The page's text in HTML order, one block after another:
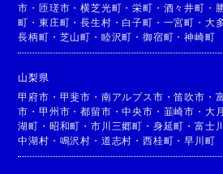
市 ・匝瑳市 ・横芝光町 ・栄町 ・ 酒々井町 ・
町 ・東庄町 ・長生村 ・ 白子町 ・ 一宮町 ・ 大
長柄町 ・ 芝山町 ・ 睦沢町 ・御宿町 ・神崎町
山梨県
甲府市 ・ 甲斐市 ・ 南アルプス市 ・笛吹市 ・
市 ・甲州市 ・都留市 ・中央市 ・ 韮崎市 ・ 大
湖町 ・ 昭和町 ・市川三郷町 ・ 身延町 ・富士
中湖村 ・ 鳴沢村 ・ 道志村 ・西桂町 ・早川町